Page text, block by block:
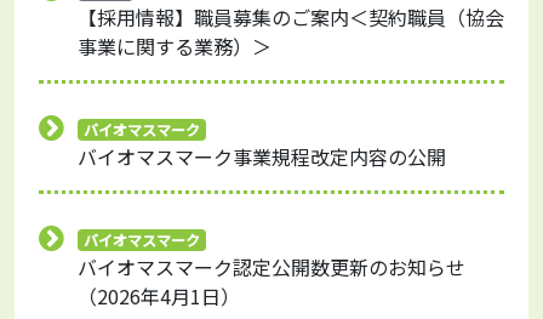
【採用情報】職員募集のご案内＜契約職員（協会
事業に関する業務）＞
バイオマスマーク
バイオマスマーク事業規程改定内容の公開
バイオマスマーク
バイオマスマーク認定公開数更新のお知らせ
（2026年4月1日）